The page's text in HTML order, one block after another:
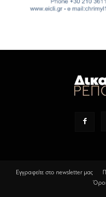
Εγγραφείτε στο newsletter μας